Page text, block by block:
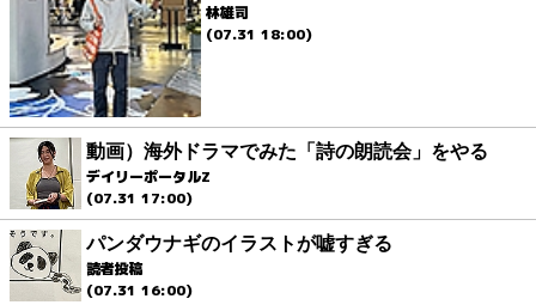
林雄司
(07.31 18:00)
動画）海外ドラマでみた「詩の朗読会」をやる
デイリーポータルZ
(07.31 17:00)
パンダウナギのイラストが嘘すぎる
読者投稿
(07.31 16:00)